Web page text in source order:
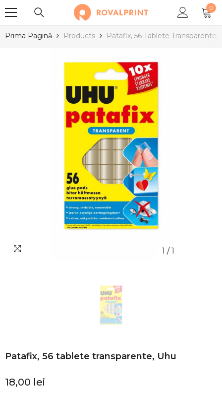
00
Prima Pagină Products Patafix, 56 Tablete Transparente,
1 / 1
Patafix, 56 tablete transparente, Uhu
18,00 lei